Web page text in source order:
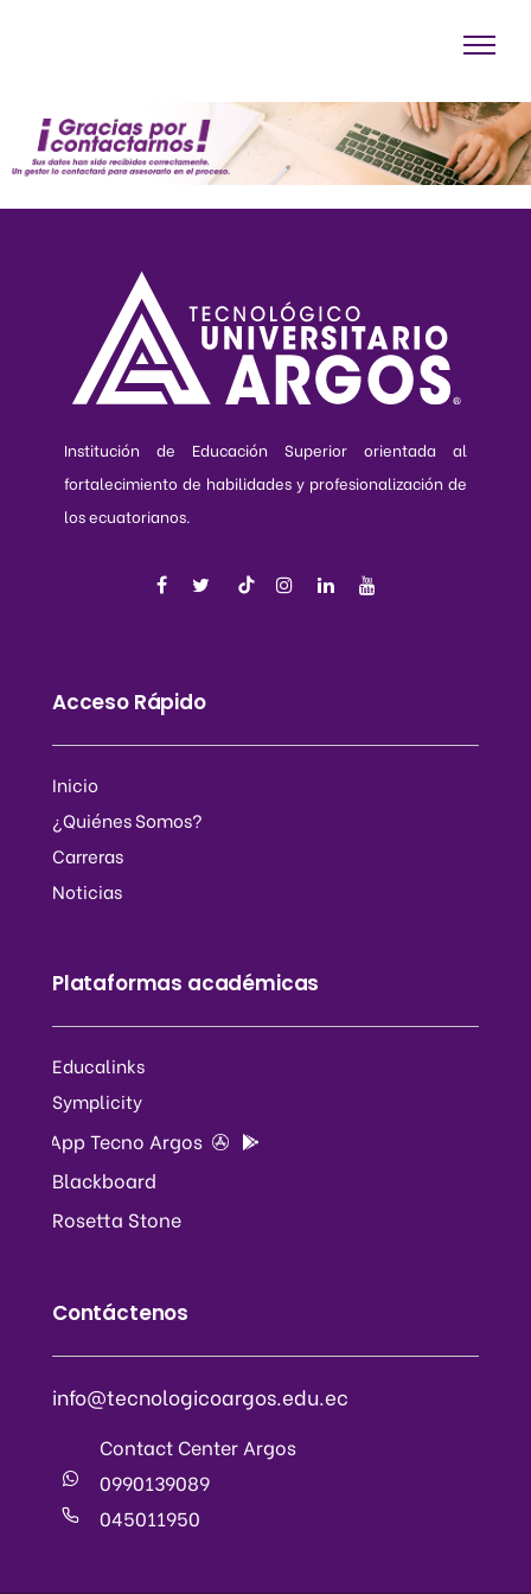
Institución de Educación Superior orientada al
fortalecimiento de habilidades y profesionalización de
los ecuatorianos.
Acceso Rápido
Inicio
¿Quiénes Somos?
Carreras
Noticias
Plataformas académicas
Educalinks
Symplicity
App Tecno Argos
Blackboard
Rosetta Stone
Contáctenos
info@tecnologicoargos.edu.ec
Contact Center Argos
0990139089
045011950